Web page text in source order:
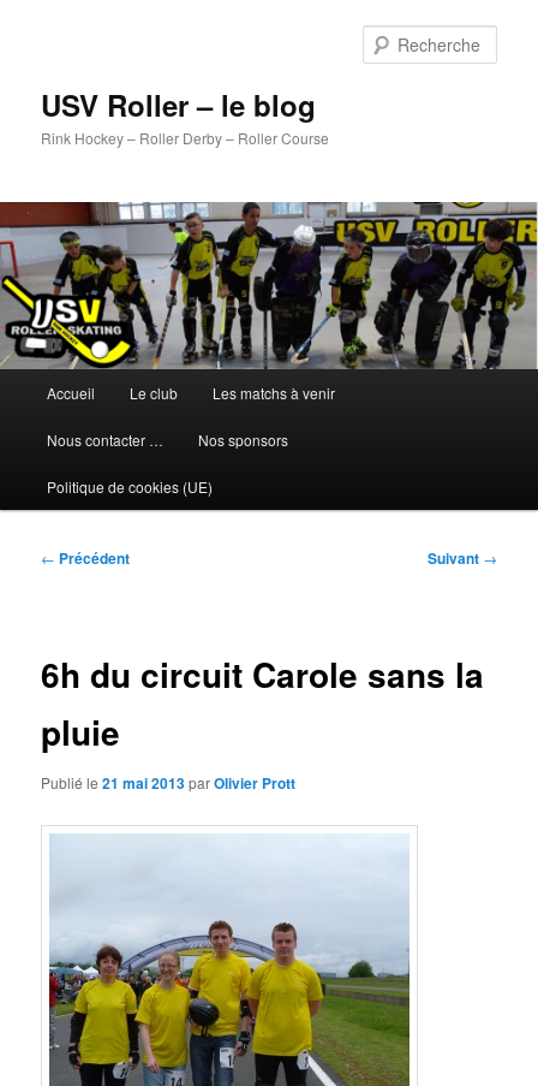
USV Roller – le blog
Rink Hockey – Roller Derby – Roller Course
principal
Accueil Le club Les matchs à venir
Nous contacter … Nos sponsors
Politique de cookies (UE)
Navigation
← Précédent Suivant →
6h du circuit Carole sans la
pluie
Publié le21 mai 2013parOlivier Prott